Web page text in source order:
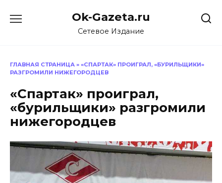
Ok-Gazeta.ru
Сетевое Издание
ГЛАВНАЯ СТРАНИЦА » «СПАРТАК» ПРОИГРАЛ, «БУРИЛЬЩИКИ»
РАЗГРОМИЛИ НИЖЕГОРОДЦЕВ
«Спартак» проиграл,
«бурильщики» разгромили
нижегородцев